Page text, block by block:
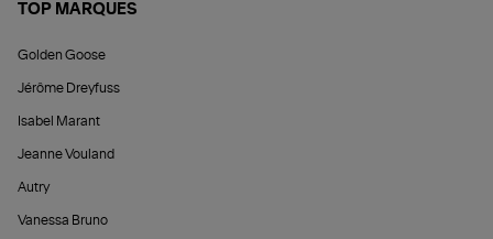
TOP MARQUES
Golden Goose
Jérôme Dreyfuss
Isabel Marant
Jeanne Vouland
Autry
Vanessa Bruno